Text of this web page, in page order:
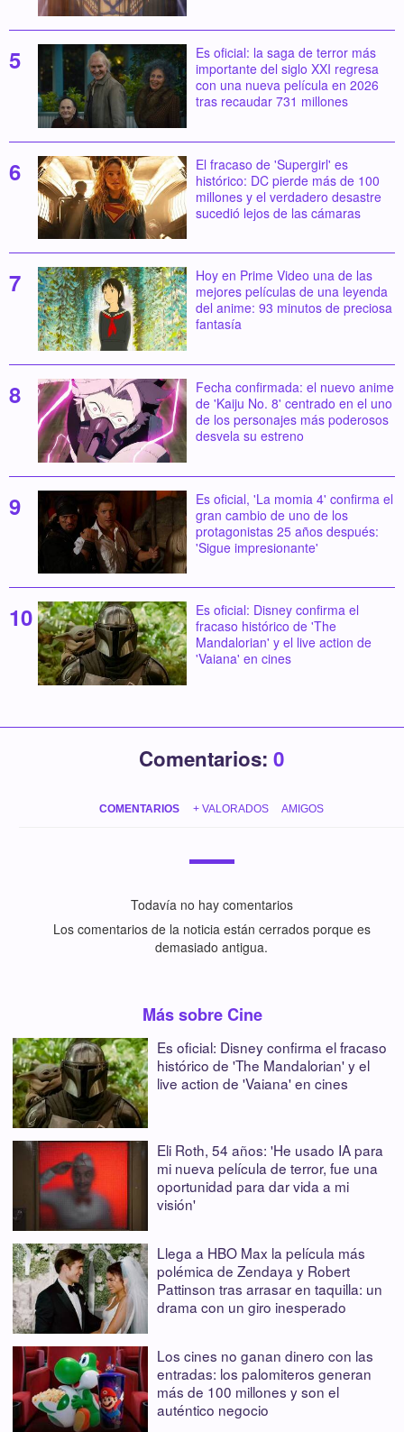
Es oficial: la saga de terror más
importante del siglo XXI regresa
con una nueva película en 2026
tras recaudar 731 millones
El fracaso de 'Supergirl' es
histórico: DC pierde más de 100
millones y el verdadero desastre
sucedió lejos de las cámaras
Hoy en Prime Video una de las
mejores películas de una leyenda
del anime: 93 minutos de preciosa
fantasía
Fecha confirmada: el nuevo anime
de 'Kaiju No. 8' centrado en el uno
de los personajes más poderosos
desvela su estreno
Es oficial, 'La momia 4' confirma el
gran cambio de uno de los
protagonistas 25 años después:
'Sigue impresionante'
Es oficial: Disney confirma el
fracaso histórico de 'The
Mandalorian' y el live action de
'Vaiana' en cines
Comentarios: 0
COMENTARIOS + VALORADOS AMIGOS
Todavía no hay comentarios
Los comentarios de la noticia están cerrados porque es
demasiado antigua.
Más sobre Cine
Es oficial: Disney confirma el fracaso
histórico de 'The Mandalorian' y el
live action de 'Vaiana' en cines
Eli Roth, 54 años: 'He usado IA para
mi nueva película de terror, fue una
oportunidad para dar vida a mi
visión'
Llega a HBO Max la película más
polémica de Zendaya y Robert
Pattinson tras arrasar en taquilla: un
drama con un giro inesperado
Los cines no ganan dinero con las
entradas: los palomiteros generan
más de 100 millones y son el
auténtico negocio